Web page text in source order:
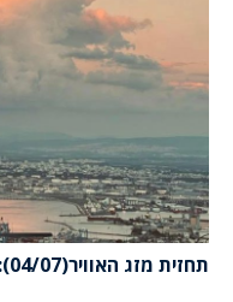
תחזית מזג האוויר(04/07): שרבי וחם, הקלה בחום בסופ"ש